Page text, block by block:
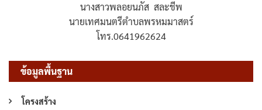
นางสาวพลอยนภัส สละชีพ
นายเทศมนตรีตำบลพรหมมาสตร์
โทร.0641962624
ข้อมูลพื้นฐาน
โครงสร้าง